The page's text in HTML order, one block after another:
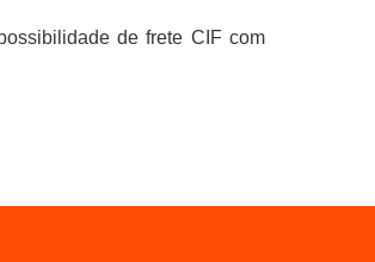
de frete CIF com